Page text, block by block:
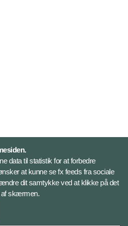
data til statistik for at forbedre
at kunne se fx feeds fra sociale
dit samtykke ved at klikke på det
af skærmen.